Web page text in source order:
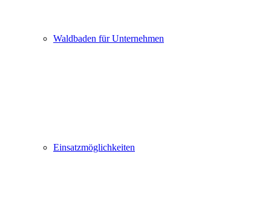
Waldbaden für Unternehmen
Einsatzmöglichkeiten